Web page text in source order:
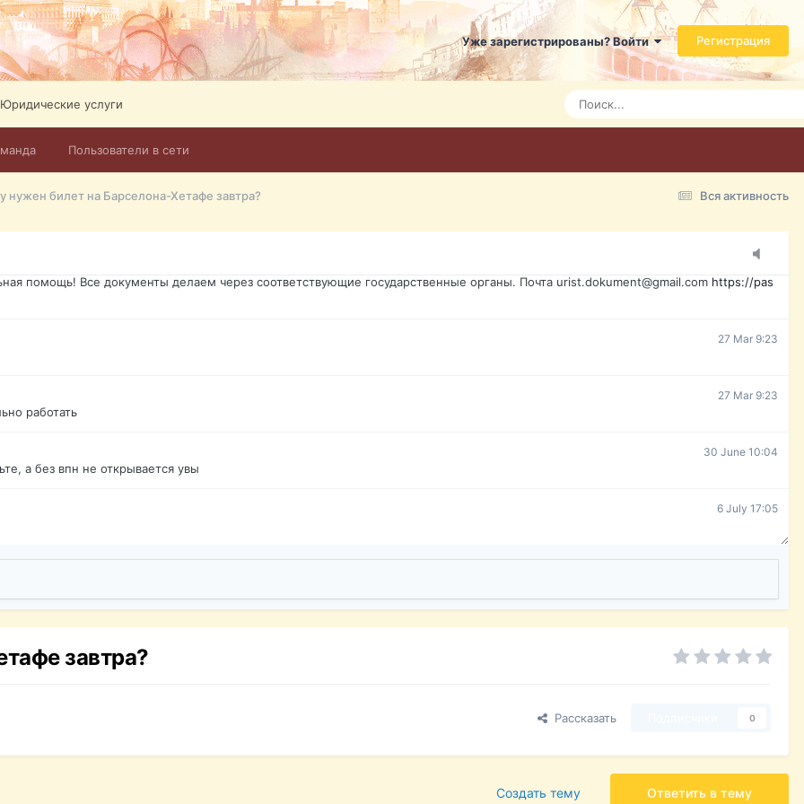
Уже зарегистрированы? Войти Регистрация
Пользователи в сети
Юридические услуги
Вся активность
нужен билет на Барселона-Хетафе завтра?
Абонемент на 4 тв всего 12,5 Евро в месяц! Легко настроить справится даже ребенок. Быстрое оформление договора с
+972-526-384-339
7 Mar 3:21
7 Mar 3:24
7 Mar 3:28
форума?т из э
15 Mar 16:47
помощь! Все документы делаем через соответствующие государственные органы. Почта urist.dokument@gmail.com https://pas
27 Mar 9:23
27 Mar 9:23
работать
30 June 10:04
а без впн не открывается увы
6 July 17:05
завтра?
Рассказать 0
Ответить в тему
Создать тему